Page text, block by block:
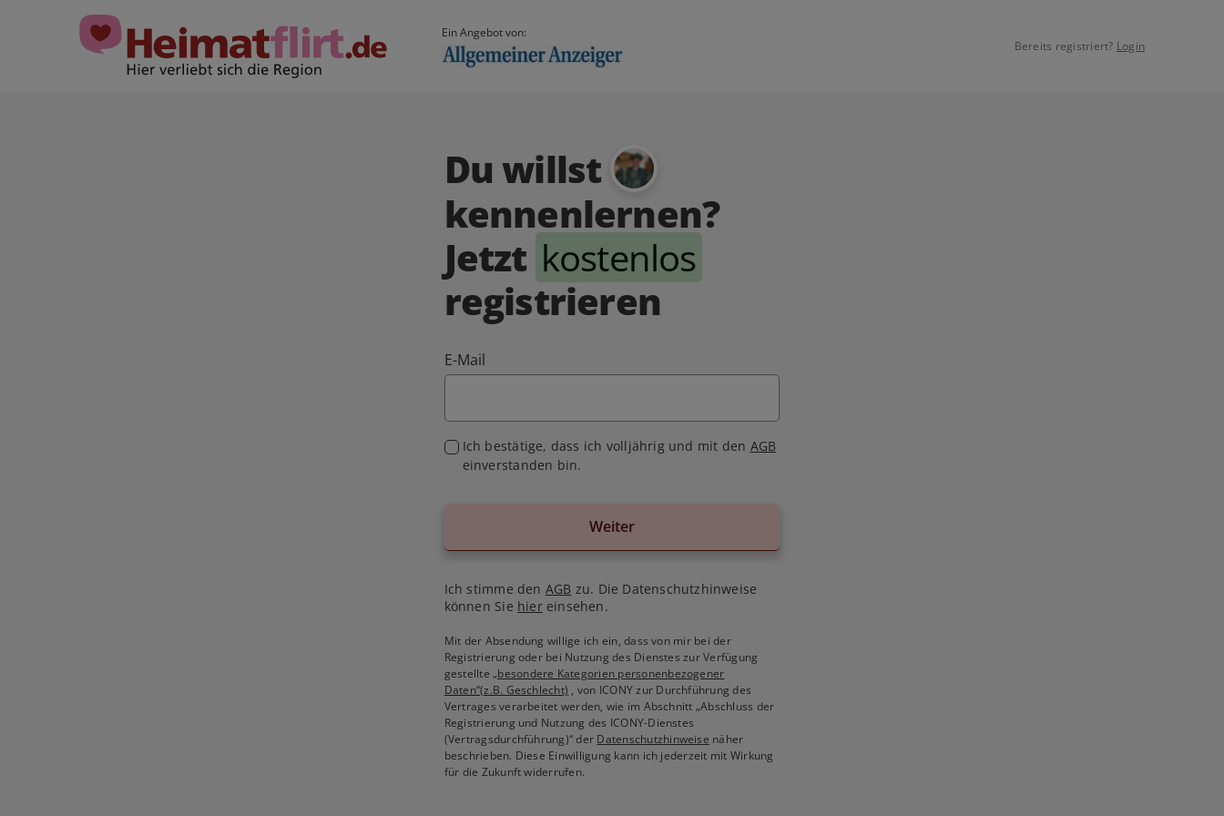
Ein Angebot von:
Bereits registriert? Login
Du willst
kennenlernen?
Jetzt kostenlos
registrieren
E-Mail
Ich bestätige, dass ich volljährig und mit den AGB
einverstanden bin.
Weiter
Ich stimme den AGB zu. Die Datenschutzhinweise
können Sie hiereinsehen.
Mit der Absendung willige ich ein, dass von mir bei der
Registrierung oder bei Nutzung des Dienstes zur Verfügung
gestellte„besondere Kategorien personenbezogener
Daten“(z.B. Geschlecht) , von ICONY zur Durchführung des
Vertrages verarbeitet werden, wie im Abschnitt „Abschluss der
Registrierung und Nutzung des ICONY-Dienstes
(Vertragsdurchführung)“ der Datenschutzhinweise näher
beschrieben. Diese Einwilligung kann ich jederzeit mit Wirkung
für die Zukunft widerrufen.